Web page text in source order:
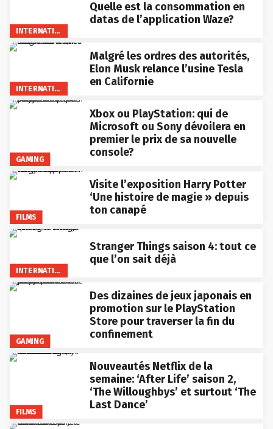
INTERNATIONAL
Quelle est la consommation en
datas de l’application Waze?
INTERNATIONAL
Malgré les ordres des autorités,
Elon Musk relance l’usine Tesla
en Californie
GAMING
Xbox ou PlayStation: qui de
Microsoft ou Sony dévoilera en
premier le prix de sa nouvelle
console?
FILMS
Visite l’exposition Harry Potter
‘Une histoire de magie » depuis
ton canapé
INTERNATIONAL
Stranger Things saison 4: tout ce
que l’on sait déjà
GAMING
Des dizaines de jeux japonais en
promotion sur le PlayStation
Store pour traverser la fin du
confinement
FILMS
Nouveautés Netflix de la
semaine: ‘After Life’ saison 2,
‘The Willoughbys’ et surtout ‘The
Last Dance’